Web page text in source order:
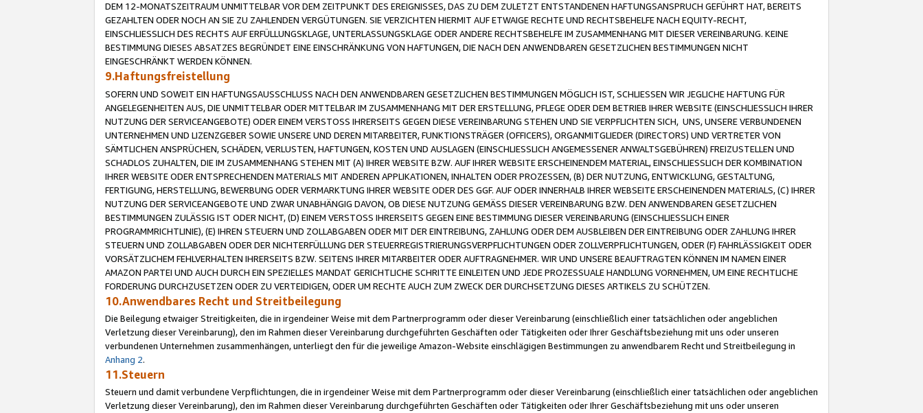
DEM 12-MONATSZEITRAUM UNMITTELBAR VOR DEM ZEITPUNKT DES EREIGNISSES, DAS ZU DEM ZULETZT ENTSTANDENEN HAFTUNGSANSPRUCH GEFÜHRT HAT, BEREITS
GEZAHLTEN ODER NOCH AN SIE ZU ZAHLENDEN VERGÜTUNGEN. SIE VERZICHTEN HIERMIT AUF ETWAIGE RECHTE UND RECHTSBEHELFE NACH EQUITY-RECHT,
EINSCHLIESSLICH DES RECHTS AUF ERFÜLLUNGSKLAGE, UNTERLASSUNGSKLAGE ODER ANDERE RECHTSBEHELFE IM ZUSAMMENHANG MIT DIESER VEREINBARUNG. KEINE
BESTIMMUNG DIESES ABSATZES BEGRÜNDET EINE EINSCHRÄNKUNG VON HAFTUNGEN, DIE NACH DEN ANWENDBAREN GESETZLICHEN BESTIMMUNGEN NICHT
EINGESCHRÄNKT WERDEN KÖNNEN.
9.Haftungsfreistellung
SOFERN UND SOWEIT EIN HAFTUNGSAUSSCHLUSS NACH DEN ANWENDBAREN GESETZLICHEN BESTIMMUNGEN MÖGLICH IST, SCHLIESSEN WIR JEGLICHE HAFTUNG FÜR
ANGELEGENHEITEN AUS, DIE UNMITTELBAR ODER MITTELBAR IM ZUSAMMENHANG MIT DER ERSTELLUNG, PFLEGE ODER DEM BETRIEB IHRER WEBSITE (EINSCHLIESSLICH IHRER
NUTZUNG DER SERVICEANGEBOTE) ODER EINEM VERSTOSS IHRERSEITS GEGEN DIESE VEREINBARUNG STEHEN UND SIE VERPFLICHTEN SICH, UNS, UNSERE VERBUNDENEN
UNTERNEHMEN UND LIZENZGEBER SOWIE UNSERE UND DEREN MITARBEITER, FUNKTIONSTRÄGER (OFFICERS), ORGANMITGLIEDER (DIRECTORS) UND VERTRETER VON
SÄMTLICHEN ANSPRÜCHEN, SCHÄDEN, VERLUSTEN, HAFTUNGEN, KOSTEN UND AUSLAGEN (EINSCHLIESSLICH ANGEMESSENER ANWALTSGEBÜHREN) FREIZUSTELLEN UND
SCHADLOS ZUHALTEN, DIE IM ZUSAMMENHANG STEHEN MIT (A) IHRER WEBSITE BZW. AUF IHRER WEBSITE ERSCHEINENDEM MATERIAL, EINSCHLIESSLICH DER KOMBINATION
IHRER WEBSITE ODER ENTSPRECHENDEN MATERIALS MIT ANDEREN APPLIKATIONEN, INHALTEN ODER PROZESSEN, (B) DER NUTZUNG, ENTWICKLUNG, GESTALTUNG,
FERTIGUNG, HERSTELLUNG, BEWERBUNG ODER VERMARKTUNG IHRER WEBSITE ODER DES GGF. AUF ODER INNERHALB IHRER WEBSEITE ERSCHEINENDEN MATERIALS, (C) IHRER
NUTZUNG DER SERVICEANGEBOTE UND ZWAR UNABHÄNGIG DAVON, OB DIESE NUTZUNG GEMÄSS DIESER VEREINBARUNG BZW. DEN ANWENDBAREN GESETZLICHEN
BESTIMMUNGEN ZULÄSSIG IST ODER NICHT, (D) EINEM VERSTOSS IHRERSEITS GEGEN EINE BESTIMMUNG DIESER VEREINBARUNG (EINSCHLIESSLICH EINER
PROGRAMMRICHTLINIE), (E) IHREN STEUERN UND ZOLLABGABEN ODER MIT DER EINTREIBUNG, ZAHLUNG ODER DEM AUSBLEIBEN DER EINTREIBUNG ODER ZAHLUNG IHRER
STEUERN UND ZOLLABGABEN ODER DER NICHTERFÜLLUNG DER STEUERREGISTRIERUNGSVERPFLICHTUNGEN ODER ZOLLVERPFLICHTUNGEN, ODER (F) FAHRLÄSSIGKEIT ODER
VORSÄTZLICHEM FEHLVERHALTEN IHRERSEITS BZW. SEITENS IHRER MITARBEITER ODER AUFTRAGNEHMER. WIR UND UNSERE BEAUFTRAGTEN KÖNNEN IM NAMEN EINER
AMAZON PARTEI UND AUCH DURCH EIN SPEZIELLES MANDAT GERICHTLICHE SCHRITTE EINLEITEN UND JEDE PROZESSUALE HANDLUNG VORNEHMEN, UM EINE RECHTLICHE
FORDERUNG DURCHZUSETZEN ODER ZU VERTEIDIGEN, ODER UM RECHTE AUCH ZUM ZWECK DER DURCHSETZUNG DIESES ARTIKELS ZU SCHÜTZEN.
10.Anwendbares Recht und Streitbeilegung
Die Beilegung etwaiger Streitigkeiten, die in irgendeiner Weise mit dem Partnerprogramm oder dieser Vereinbarung (einschließlich einer tatsächlichen oder angeblichen
Verletzung dieser Vereinbarung), den im Rahmen dieser Vereinbarung durchgeführten Geschäften oder Tätigkeiten oder Ihrer Geschäftsbeziehung mit uns oder unseren
verbundenen Unternehmen zusammenhängen, unterliegt den für die jeweilige Amazon-Website einschlägigen Bestimmungen zu anwendbarem Recht und Streitbeilegung in
Anhang 2.
11.Steuern
Steuern und damit verbundene Verpflichtungen, die in irgendeiner Weise mit dem Partnerprogramm oder dieser Vereinbarung (einschließlich einer tatsächlichen oder angeblichen
Verletzung dieser Vereinbarung), den im Rahmen dieser Vereinbarung durchgeführten Geschäften oder Tätigkeiten oder Ihrer Geschäftsbeziehung mit uns oder unseren